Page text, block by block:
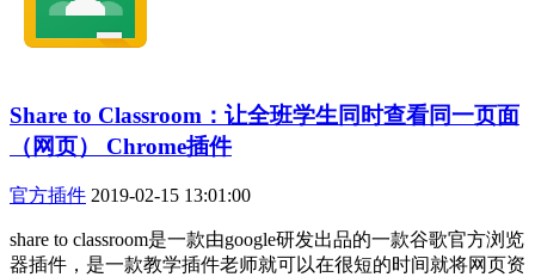
Share to Classroom：让全班学生同时查看同一页面
（网页） Chrome插件
官方插件 2019-02-15 13:01:00
share to classroom是一款由google研发出品的一款谷歌官方浏览
器插件，是一款教学插件老师就可以在很短的时间就将网页资